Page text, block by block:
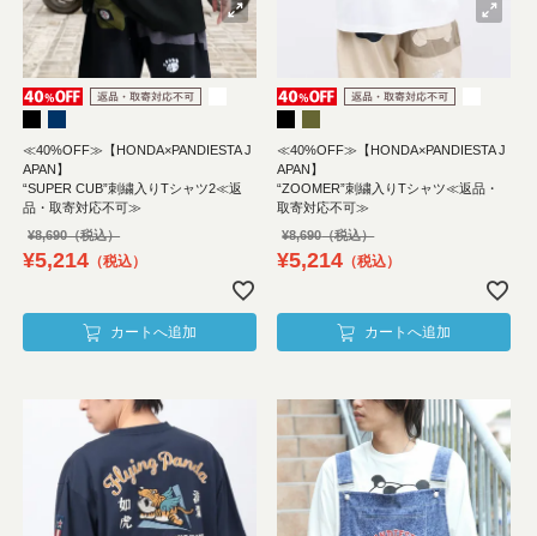
≪40%OFF≫【HONDA×PANDIESTA J
APAN】
“SUPER CUB”刺繍入りTシャツ2≪返
品・取寄対応不可≫
¥8,690
¥5,214 税込
カートへ追加
≪40%OFF≫【HONDA×PANDIESTA J
APAN】
“ZOOMER”刺繍入りTシャツ≪返品・
取寄対応不可≫
¥8,690
¥5,214 税込
カートへ追加